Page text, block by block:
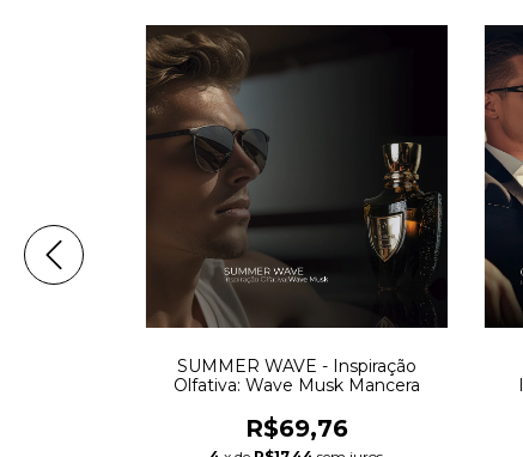
SUMMER WAVE - Inspiração
Olfativa: Wave Musk Mancera
R$69,76